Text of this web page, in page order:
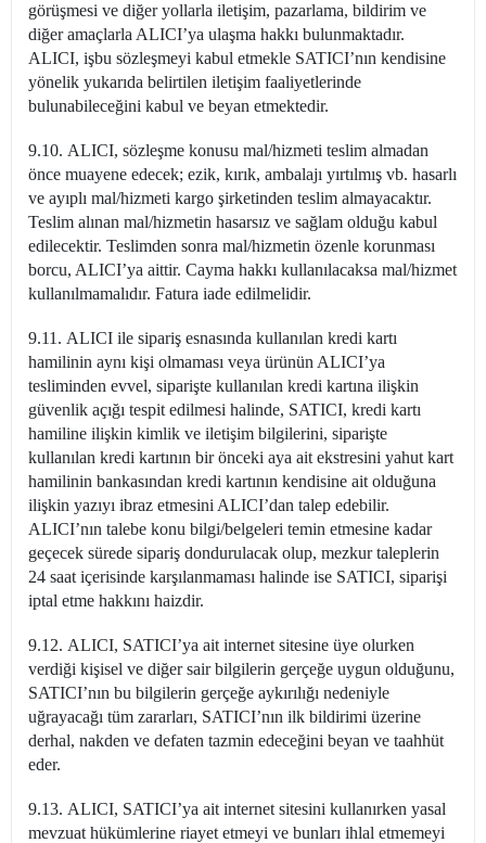
görüşmesi ve diğer yollarla iletişim, pazarlama, bildirim ve
diğer amaçlarla ALICI’ya ulaşma hakkı bulunmaktadır.
ALICI, işbu sözleşmeyi kabul etmekle SATICI’nın kendisine
yönelik yukarıda belirtilen iletişim faaliyetlerinde
bulunabileceğini kabul ve beyan etmektedir.
9.10. ALICI, sözleşme konusu mal/hizmeti teslim almadan
önce muayene edecek; ezik, kırık, ambalajı yırtılmış vb. hasarlı
ve ayıplı mal/hizmeti kargo şirketinden teslim almayacaktır.
Teslim alınan mal/hizmetin hasarsız ve sağlam olduğu kabul
edilecektir. Teslimden sonra mal/hizmetin özenle korunması
borcu, ALICI’ya aittir. Cayma hakkı kullanılacaksa mal/hizmet
kullanılmamalıdır. Fatura iade edilmelidir.
9.11. ALICI ile sipariş esnasında kullanılan kredi kartı
hamilinin aynı kişi olmaması veya ürünün ALICI’ya
tesliminden evvel, siparişte kullanılan kredi kartına ilişkin
güvenlik açığı tespit edilmesi halinde, SATICI, kredi kartı
hamiline ilişkin kimlik ve iletişim bilgilerini, siparişte
kullanılan kredi kartının bir önceki aya ait ekstresini yahut kart
hamilinin bankasından kredi kartının kendisine ait olduğuna
ilişkin yazıyı ibraz etmesini ALICI’dan talep edebilir.
ALICI’nın talebe konu bilgi/belgeleri temin etmesine kadar
geçecek sürede sipariş dondurulacak olup, mezkur taleplerin
24 saat içerisinde karşılanmaması halinde ise SATICI, siparişi
iptal etme hakkını haizdir.
9.12. ALICI, SATICI’ya ait internet sitesine üye olurken
verdiği kişisel ve diğer sair bilgilerin gerçeğe uygun olduğunu,
SATICI’nın bu bilgilerin gerçeğe aykırılığı nedeniyle
uğrayacağı tüm zararları, SATICI’nın ilk bildirimi üzerine
derhal, nakden ve defaten tazmin edeceğini beyan ve taahhüt
eder.
9.13. ALICI, SATICI’ya ait internet sitesini kullanırken yasal
mevzuat hükümlerine riayet etmeyi ve bunları ihlal etmemeyi